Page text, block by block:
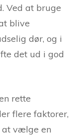
Ved at bruge
blive
dør, og i
det ud i god
rette
flere faktorer,
at vælge en